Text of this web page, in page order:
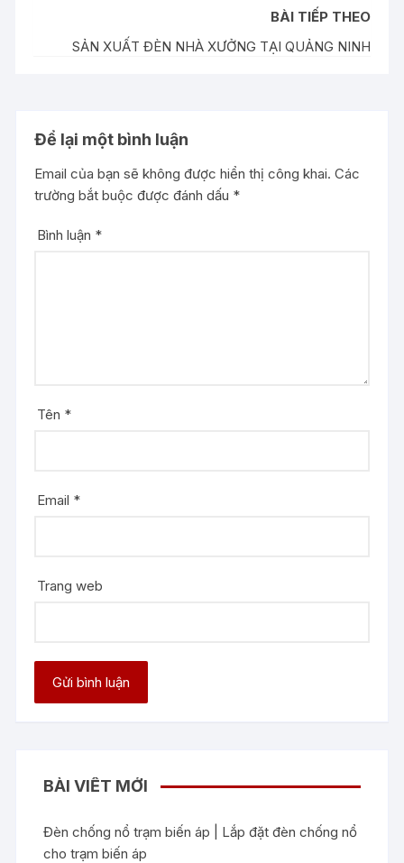
BÀI TIẾP THEO
SẢN XUẤT ĐÈN NHÀ XƯỞNG TẠI QUẢNG NINH
Để lại một bình luận
Email của bạn sẽ không được hiển thị công khai. Các
trường bắt buộc được đánh dấu *
Bình luận *
Tên *
Email *
Trang web
BÀI VIẾT MỚI
Đèn chống nổ trạm biến áp | Lắp đặt đèn chống nổ
cho trạm biến áp